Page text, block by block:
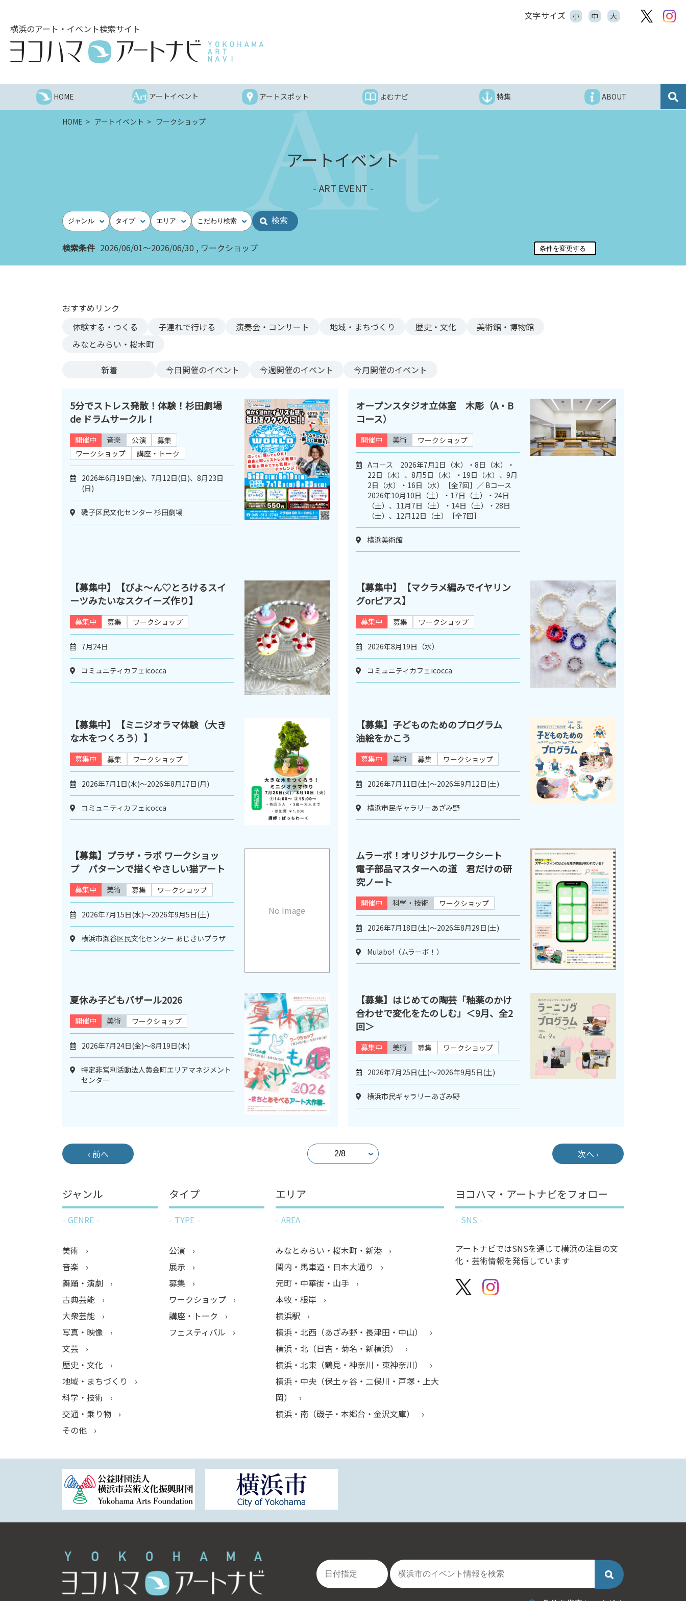
へ
文字サイズ 小 中 大
横浜のアート・イベント検索サイト
HOME アートイベント アートスポット よむナビ 特集 ABOUT
HOME アートイベント ワークショップ
アートイベント
ART EVENT
ジャンル タイプ エリア こだわり検索
検索条件 2026/06/01～2026/06/30 ワークショップ
おすすめリンク
体験する・つくる
子連れで行ける 演奏会・コンサート 地域・まちづくり 歴史・文化
美術館・博物館
みなとみらい・桜木町
新着 今日開催のイベント 今週開催のイベント 今月開催のイベント
5分でストレス発散！体験！杉田劇場
de ドラムサークル！
開催中 音楽 公演
募集
ワークショップ
講座・トーク
2026年6月19日(金)、7月12日(日)、8月23日
(日)
磯子区民文化センター 杉田劇場
オープンスタジオ立体室 木彫（A・B
コース）
開催中 美術 ワークショップ
Aコース 2026年7月1日（水）・8日（水）・
22日（水）、8月5日（水）・19日（水）、9月
2日（水）・16日（水）［全7回］／ Bコース
2026年10月10日（土）・17日（土）・24日
（土）、11月7日（土）・14日（土）・28日
（土）、12月12日（土）［全7回］
横浜美術館
【募集中】【びよ～ん♡とろけるスイ
ーツみたいなスクイーズ作り】
募集中 募集 ワークショップ
7月24日
コミュニティカフェicocca
【募集中】【マクラメ編みでイヤリン
グorピアス】
募集中 募集 ワークショップ
2026年8月19日（水）
コミュニティカフェicocca
【募集中】【ミニジオラマ体験（大き
な木をつくろう）】
募集中 募集 ワークショップ
2026年7月1日(水)～2026年8月17日(月)
コミュニティカフェicocca
【募集】子どものためのプログラム
油絵をかこう
募集中 美術 募集 ワークショップ
2026年7月11日(土)～2026年9月12日(土)
横浜市民ギャラリーあざみ野
No Image
【募集】プラザ・ラボ ワークショッ
プ パターンで描くやさしい猫アート
募集中 美術 募集 ワークショップ
2026年7月15日(水)～2026年9月5日(土)
横浜市瀬谷区民文化センター あじさいプラザ
ムラーボ！オリジナルワークシート
電子部品マスターへの道 君だけの研
究ノート
開催中 科学・技術 ワークショップ
2026年7月18日(土)～2026年8月29日(土)
Mulabo!（ムラーボ！）
夏休み子どもバザール2026
開催中 美術 ワークショップ
2026年7月24日(金)〜8月19日(水)
特定非営利活動法人黄金町エリアマネジメント
センター
【募集】はじめての陶芸「釉薬のかけ
合わせで変化をたのしむ」＜9月、全2
回＞
募集中 美術 募集 ワークショップ
2026年7月25日(土)～2026年9月5日(土)
横浜市民ギャラリーあざみ野
‹ 前へ 次へ ›
ジャンル
GENRE
美術
音楽
舞踊・演劇
古典芸能
大衆芸能
写真・映像
文芸
歴史・文化
地域・まちづくり
科学・技術
交通・乗り物
その他
タイプ
TYPE
公演
展示
募集
ワークショップ
講座・トーク
フェスティバル
エリア
AREA
みなとみらい・桜木町・新港
関内・馬車道・日本大通り
元町・中華街・山手
本牧・根岸
横浜駅
横浜・北西（あざみ野・長津田・中山）
横浜・北（日吉・菊名・新横浜）
横浜・北東（鶴見・神奈川・東神奈川）
横浜・中央（保土ヶ谷・二俣川・戸塚・上大
岡）
横浜・南（磯子・本郷台・金沢文庫）
ヨコハマ・アートナビをフォロー
SNS
アートナビではSNSを通じて横浜の注目の文
化・芸術情報を発信しています